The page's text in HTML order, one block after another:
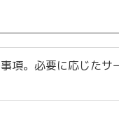
項。必要に応じたサ